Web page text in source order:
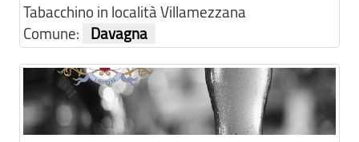
Tabacchino in località Villamezzana
Comune:
Davagna